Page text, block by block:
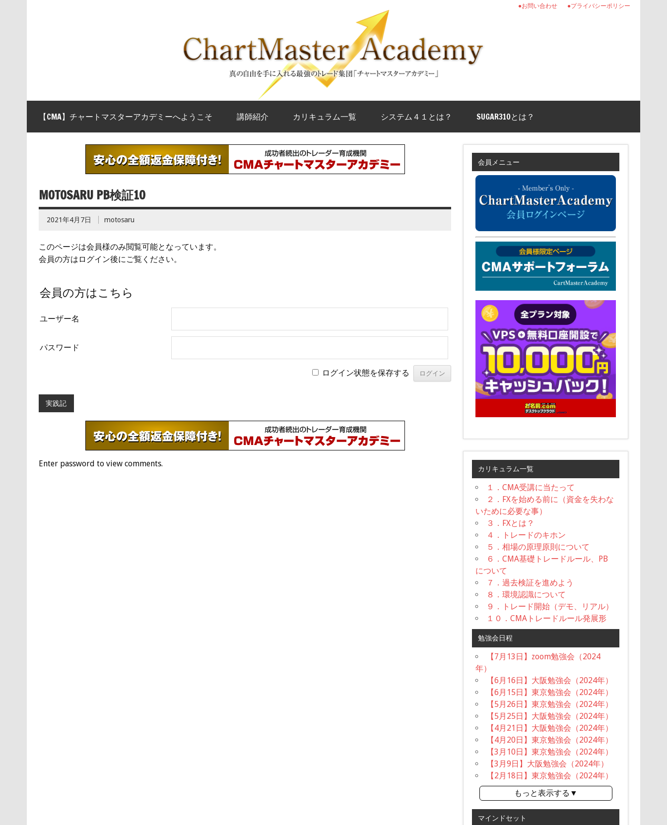
●プライバシーポリシー
●お問い合わせ
【CMA】チャートマスターアカデミーへようこそ 講師紹介 カリキュラム一覧 システム４１とは？ SUGAR310とは？
MOTOSARU PB検証10
2021年4月7日 motosaru
このページは会員様のみ閲覧可能となっています。
会員の方はログイン後にご覧ください。
会員の方はこちら
ユーザー名
パスワード
ログイン状態を保存する
実践記
Enter password to view comments.
会員メニュー
カリキュラム一覧
１．CMA受講に当たって
２．FXを始める前に（資金を失わな
いために必要な事）
３．FXとは？
４．トレードのキホン
５．相場の原理原則について
６．CMA基礎トレードルール、PB
について
７．過去検証を進めよう
８．環境認識について
９．トレード開始（デモ、リアル）
１０．CMAトレードルール発展形
勉強会日程
【7月13日】zoom勉強会（2024
年）
【6月16日】大阪勉強会（2024年）
【6月15日】東京勉強会（2024年）
【5月26日】東京勉強会（2024年）
【5月25日】大阪勉強会（2024年）
【4月21日】大阪勉強会（2024年）
【4月20日】東京勉強会（2024年）
【3月10日】東京勉強会（2024年）
【3月9日】大阪勉強会（2024年）
【2月18日】東京勉強会（2024年）
もっと表示する▼
マインドセット